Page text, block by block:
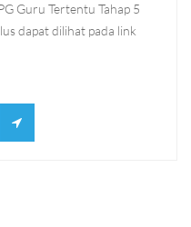
Guru Tertentu Tahap 5
dapat dilihat pada link